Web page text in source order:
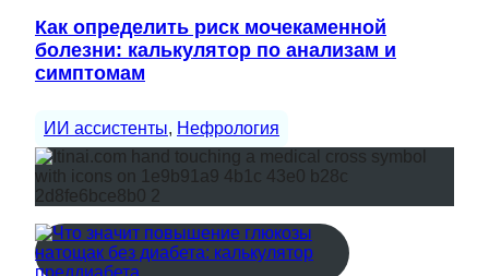
Как определить риск мочекаменной
болезни: калькулятор по анализам и
симптомам
ИИ ассистенты, Нефрология